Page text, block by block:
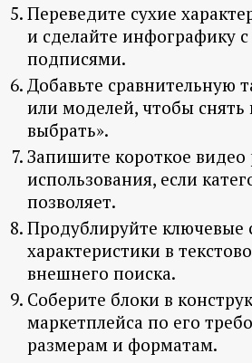
Переведите сухие
и сделайте инфографику
подписями.
Добавьте сравнительную
или моделей, чтобы снять
выбрать».
Запишите короткое видео
использования, если
позволяет.
Продублируйте ключевые
характеристики в
внешнего поиска.
Соберите блоки в
маркетплейса по его
размерам и форматам.